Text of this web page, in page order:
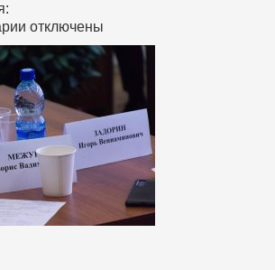
к
записи
DSC_0821
отключены